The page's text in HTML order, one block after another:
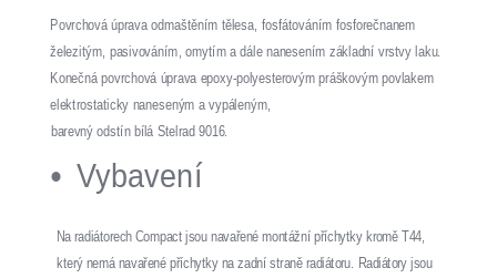
Povrchová úprava odmaštěním tělesa, fosfátováním fosforečnanem
železitým, pasivováním, omytím a dále nanesením základní vrstvy laku.
Konečná povrchová úprava epoxy-polyesterovým práškovým povlakem
elektrostaticky naneseným a vypáleným,
barevný odstín bílá Stelrad 9016.
Vybavení
Na radiátorech Compact jsou navařené montážní příchytky kromě T44,
který nemá navařené příchytky na zadní straně radiátoru. Radiátory jsou